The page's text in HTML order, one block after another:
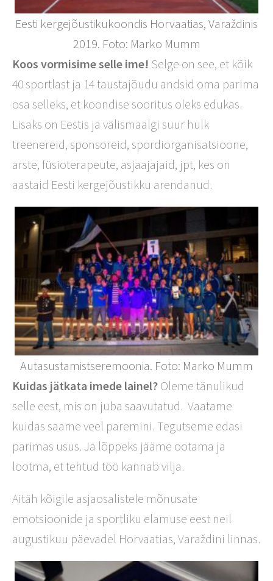
Eesti kergejõustikukoondis Horvaatias, Varaždinis
2019. Foto: Marko Mumm
Koos vormisime selle ime! Selge on see, et kõik
40 sportlast ja 14 taustajõudu andsid oma parima
osa selleks, et koondise sooritus oleks edukas.
Lisaks on Eestis ja välismaalgi suur hulk
treenereid, sponsoreid, spordiorganisatsioone,
arste, füsioterapeute, asjaajajaid, jpt, kes on
aastaid Eesti kergejõustikku arendanud.
Autasustamistseremoonia. Foto: Marko Mumm
Kuidas jätkata imede lainel? Oleme tänulikud
selle eest, mis on juba saavutatud. Vaatame
kuidas saame veel paremini. Tegutseme edasi
parimas usus. Ja lõppeks jääme ootama ja
lootma, et tehtud töö kannab vilja.
Aitäh kõigile asjaosalistele mõnusate
emotsioonide ja sportliku elamuse eest neil
augustikuu päevadel Horvaatias, Varaždini linnas.